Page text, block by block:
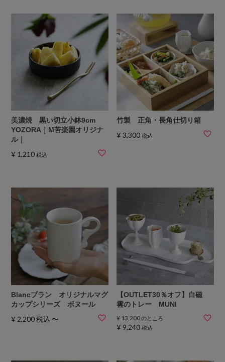
美濃焼 黒い切立小鉢9cm
YOZORA｜M苦楽園オリジナ
ル｜
¥ 1,210 税込
竹製 正角・長角仕切り箱
¥ 3,300 税込
Blancブラン オリジナルマグ
カップシリーズ ボヌール
¥ 2,200 税込 〜
【OUTLET30％オフ】白磁
雲のトレー MUNI
¥ 13,200のところ
¥ 9,240 税込